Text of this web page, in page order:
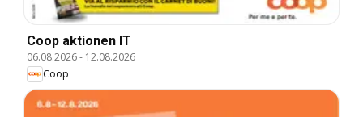
Coop aktionen IT
06.08.2026- 12.08.2026
Coop